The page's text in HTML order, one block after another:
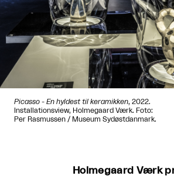
Picasso - En hyldest til keramikken, 2022.
Installationsview, Holmegaard Værk. Foto:
Per Rasmussen / Museum Sydøstdanmark.
Holmegaard Værk